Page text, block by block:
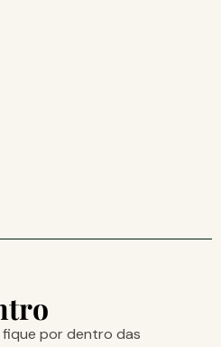
por dentro das